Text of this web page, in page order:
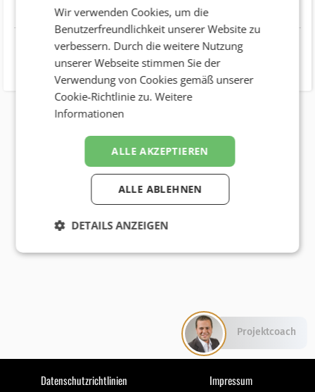
Website
Datenschutzrichtlinien Impressum
Wir verwenden Cookies, um die
Benutzerfreundlichkeit unserer Website zu
verbessern. Durch die weitere Nutzung
unserer Webseite stimmen Sie der
Verwendung von Cookies gemäß unserer
Cookie-Richtlinie zu.Weitere
Informationen
ALLE AKZEPTIEREN
ALLE ABLEHNEN
DETAILS ANZEIGEN
Projektcoach